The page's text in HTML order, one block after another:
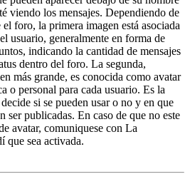
viendo los mensajes. Dependiendo de
foro, la primera imagen está asociada
usuario, generalmente en forma de
indicando la cantidad de mensajes
dentro del foro. La segunda,
más grande, es conocida como avatar
o personal para cada usuario. Es la
si se pueden usar o no y en que
ser publicadas. En caso de que no este
avatar, comuniquese con La
que sea activada.